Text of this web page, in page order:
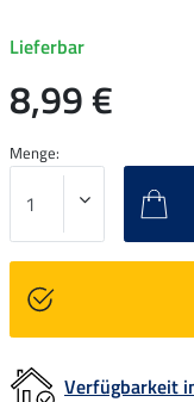
Lieferbar
8,99 €
Menge:
Verfügbarkeit